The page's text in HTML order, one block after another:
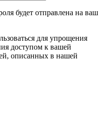
будет отправлена ​​на ваш
для упрощения
доступом к вашей
описанных в нашей